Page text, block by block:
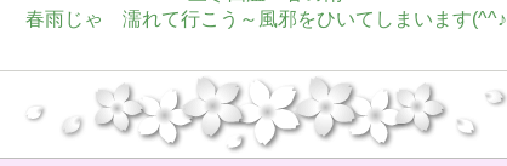
春雨じゃ 濡れて行こう～風邪をひいてしまいます(^^♪